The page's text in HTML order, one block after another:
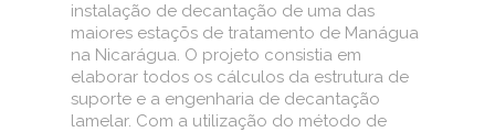
instalação de decantação de uma das
maiores estaçõs de tratamento de Manágua
na Nicarágua. O projeto consistia em
elaborar todos os cálculos da estrutura de
suporte e a engenharia de decantação
lamelar. Com a utilização do método de